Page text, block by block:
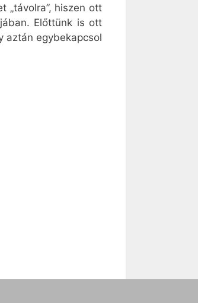
„távolra”, hiszen ott
Előttünk is ott
aztán egybekapcsol